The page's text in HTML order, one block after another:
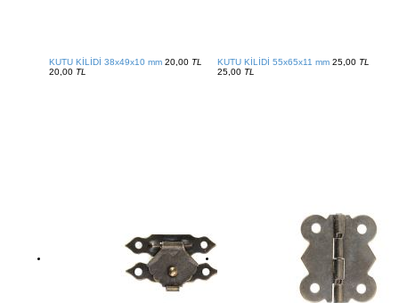
KUTU KİLİDİ 38x49x10 mm 20,00 TL
20,00 TL
KUTU KİLİDİ 55x65x11 mm 25,00 TL
25,00 TL